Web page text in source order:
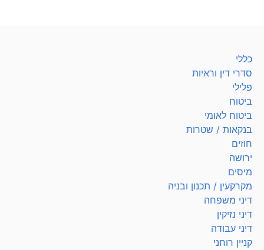
כללי
סדרי דין וראיות
פלילי
ביטוח
ביטוח לאומי
בנקאות / שטרות
חוזים
ירושה
מיסים
מקרקעין / תכנון ובניה
דיני משפחה
דיני נזיקין
דיני עבודה
קניין רוחני